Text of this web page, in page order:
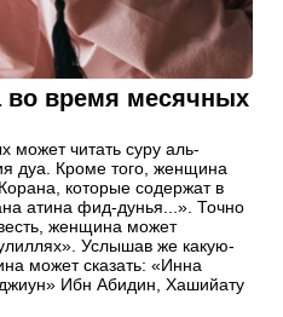
время месячных
читать суру аль-
дуа. Кроме того, женщина
которые содержат в
атина фид-дунья...». Точно
женщина может
Услышав же какую-
может сказать: «Инна
Ибн Абидин, Хашийату